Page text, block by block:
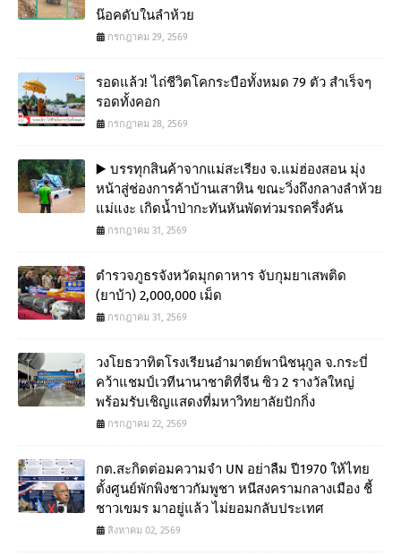
น๊อคดับในลำห้วย
กรกฎาคม 29, 2569
รอดแล้ว! ไถ่ชีวิตโคกระบือทั้งหมด 79 ตัว สำเร็จๆ
รอดทั้งคอก
กรกฎาคม 28, 2569
▶️ บรรทุกสินค้าจากแม่สะเรียง จ.แม่ฮ่องสอน มุ่ง
หน้าสู่ช่องการค้าบ้านเสาหิน ขณะวิ่งถึงกลางลำห้วย
แม่แงะ เกิดน้ำป่ากะทันหันพัดท่วมรถครึ่งคัน
กรกฎาคม 31, 2569
ตำรวจภูธรจังหวัดมุกดาหาร จับกุมยาเสพติด
(ยาบ้า) 2,000,000 เม็ด
กรกฎาคม 31, 2569
วงโยธวาทิตโรงเรียนอำมาตย์พานิชนุกูล จ.กระบี่
คว้าแชมป์เวทีนานาชาติที่จีน ซิว 2 รางวัลใหญ่
พร้อมรับเชิญแสดงที่มหาวิทยาลัยปักกิ่ง
กรกฎาคม 22, 2569
กต.สะกิดต่อมความจำ UN อย่าลืม ปี1970 ให้ไทย
ตั้งศูนย์พักพิงชาวกัมพูชา หนีสงครามกลางเมือง ชี้
ชาวเขมร มาอยู่แล้ว ไม่ยอมกลับประเทศ
สิงหาคม 02, 2569